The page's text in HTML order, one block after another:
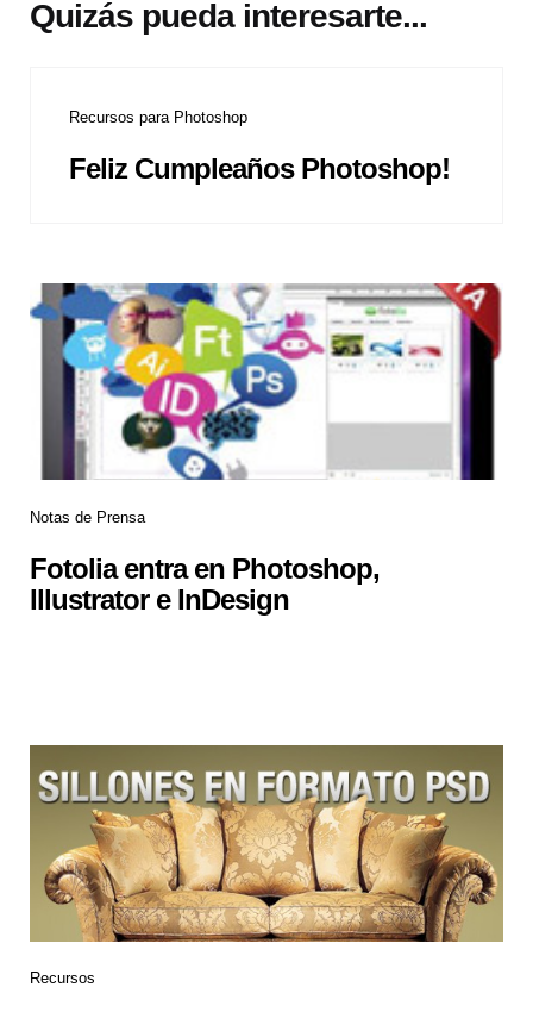
Quizás pueda interesarte...
Recursos para Photoshop
Feliz Cumpleaños Photoshop!
Notas de Prensa
Fotolia entra en Photoshop,
Illustrator e InDesign
Recursos